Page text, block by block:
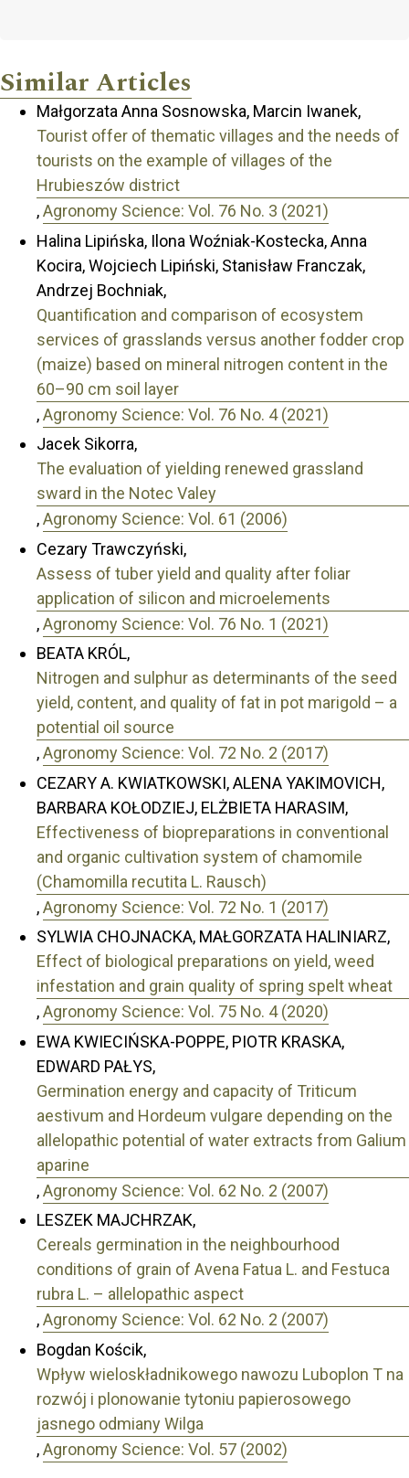
Similar Articles
Małgorzata Anna Sosnowska, Marcin Iwanek,
Tourist offer of thematic villages and the needs of
tourists on the example of villages of the
Hrubieszów district
,Agronomy Science: Vol. 76 No. 3 (2021)
Halina Lipińska, Ilona Woźniak-Kostecka, Anna
Kocira, Wojciech Lipiński, Stanisław Franczak,
Andrzej Bochniak,
Quantification and comparison of ecosystem
services of grasslands versus another fodder crop
(maize) based on mineral nitrogen content in the
60–90 cm soil layer
,Agronomy Science: Vol. 76 No. 4 (2021)
Jacek Sikorra,
The evaluation of yielding renewed grassland
sward in the Notec Valey
,Agronomy Science: Vol. 61 (2006)
Cezary Trawczyński,
Assess of tuber yield and quality after foliar
application of silicon and microelements
,Agronomy Science: Vol. 76 No. 1 (2021)
BEATA KRÓL,
Nitrogen and sulphur as determinants of the seed
yield, content, and quality of fat in pot marigold – a
potential oil source
,Agronomy Science: Vol. 72 No. 2 (2017)
CEZARY A. KWIATKOWSKI, ALENA YAKIMOVICH,
BARBARA KOŁODZIEJ, ELŻBIETA HARASIM,
Effectiveness of biopreparations in conventional
and organic cultivation system of chamomile
(Chamomilla recutita L. Rausch)
,Agronomy Science: Vol. 72 No. 1 (2017)
SYLWIA CHOJNACKA, MAŁGORZATA HALINIARZ,
Effect of biological preparations on yield, weed
infestation and grain quality of spring spelt wheat
,Agronomy Science: Vol. 75 No. 4 (2020)
EWA KWIECIŃSKA-POPPE, PIOTR KRASKA,
EDWARD PAŁYS,
Germination energy and capacity of Triticum
aestivum and Hordeum vulgare depending on the
allelopathic potential of water extracts from Galium
aparine
,Agronomy Science: Vol. 62 No. 2 (2007)
LESZEK MAJCHRZAK,
Cereals germination in the neighbourhood
conditions of grain of Avena Fatua L. and Festuca
rubra L. – allelopathic aspect
,Agronomy Science: Vol. 62 No. 2 (2007)
Bogdan Kościk,
Wpływ wieloskładnikowego nawozu Luboplon T na
rozwój i plonowanie tytoniu papierosowego
jasnego odmiany Wilga
,Agronomy Science: Vol. 57 (2002)